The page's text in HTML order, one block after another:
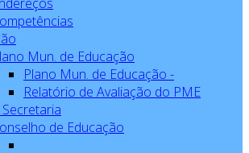
Mun. de Educação
Plano Mun. de Educação -
Relatório de Avaliação do PME
Secretaria
de Educação